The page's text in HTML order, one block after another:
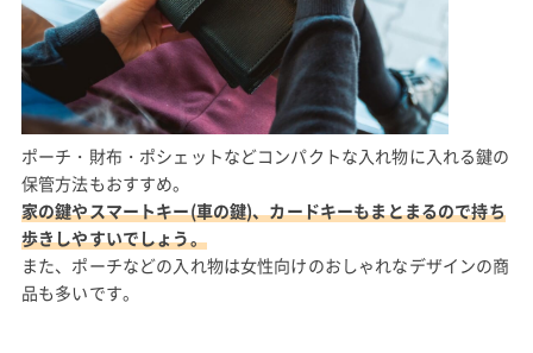
ポーチ・財布・ポシェットなどコンパクトな入れ物に入れる鍵の
保管方法もおすすめ。
家の鍵やスマートキー(車の鍵)、カードキーもまとまるので持ち
歩きしやすいでしょう。
また、ポーチなどの入れ物は女性向けのおしゃれなデザインの商
品も多いです。